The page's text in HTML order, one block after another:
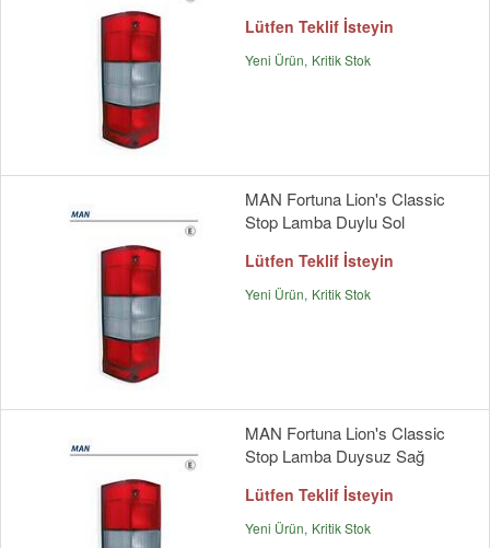
Lütfen Teklif İsteyin
Yeni Ürün Kritik Stok
MAN Fortuna Lion's Classic
Stop Lamba Duylu Sol
Lütfen Teklif İsteyin
Yeni Ürün Kritik Stok
MAN Fortuna Lion's Classic
Stop Lamba Duysuz Sağ
Lütfen Teklif İsteyin
Yeni Ürün Kritik Stok